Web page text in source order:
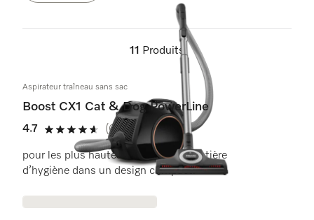
11 Produits
Aspirateur traîneau sans sac
Boost CX1 Cat & Dog PowerLine
4.7
4.7 étoiles sur 5
(62 critiques)
pour les plus hautes exigences en matière
d’hygiène dans un design compact.